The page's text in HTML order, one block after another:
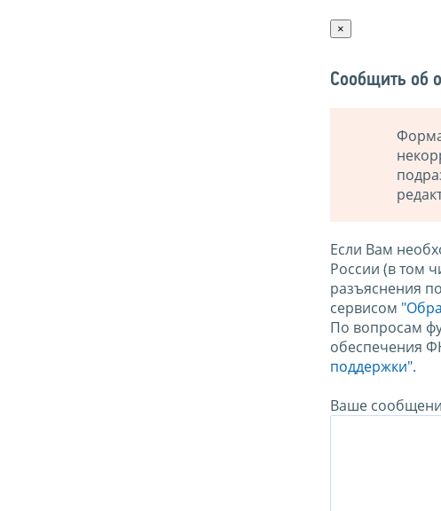
×
Сообщить об
Если Вам
России (в том
разъяснения
сервисом
По вопросам
обеспечения
поддержки".
Ваше